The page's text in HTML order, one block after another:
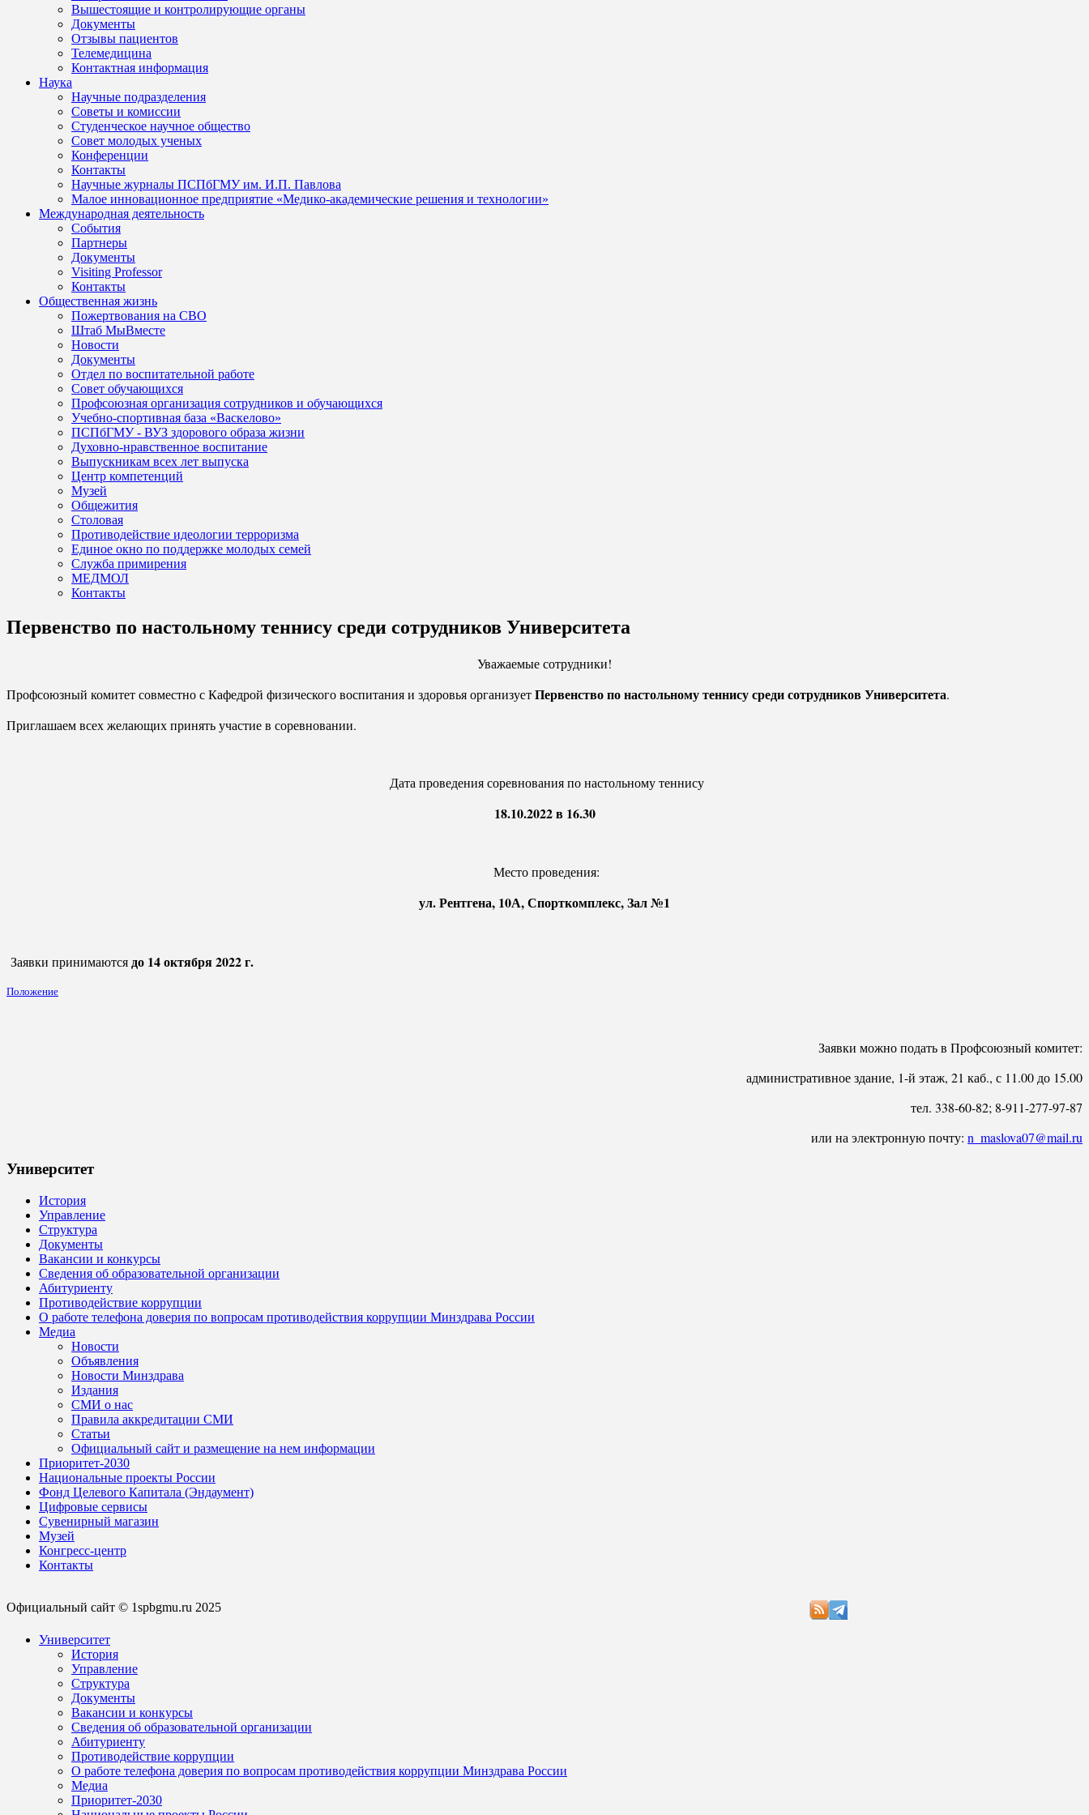
Вышестоящие и контролирующие органы
Документы
Отзывы пациентов
Телемедицина
Контактная информация
Наука
Научные подразделения
Советы и комиссии
Студенческое научное общество
Совет молодых ученых
Конференции
Контакты
Научные журналы ПСПбГМУ им. И.П. Павлова
Малое инновационное предприятие «Медико-академические решения и технологии»
Международная деятельность
События
Партнеры
Документы
Visiting Professor
Контакты
Общественная жизнь
Пожертвования на СВО
Штаб МыВместе
Новости
Документы
Отдел по воспитательной работе
Совет обучающихся
Профсоюзная организация сотрудников и обучающихся
Учебно-спортивная база «Васкелово»
ПСПбГМУ - ВУЗ здорового образа жизни
Духовно-нравственное воспитание
Выпускникам всех лет выпуска
Центр компетенций
Музей
Общежития
Столовая
Противодействие идеологии терроризма
Единое окно по поддержке молодых семей
Служба примирения
МЕДМОЛ
Контакты
Первенство по настольному теннису среди сотрудников Университета
Уважаемые сотрудники!
Профсоюзный комитет совместно с Кафедрой физического воспитания и здоровья организуетПервенство по настольному теннису среди сотрудников Университета.
Приглашаем всех желающих принять участие в соревновании.
Дата проведения соревнования по настольному теннису
18.10.2022 в 16.30
Место проведения:
ул. Рентгена, 10А, Спорткомплекс, Зал №1
Заявки принимаютсядо 14 октября 2022 г.
Положение
Заявки можно подать в Профсоюзный комитет:
административное здание, 1-й этаж, 21 каб., с 11.00 до 15.00
тел. 338-60-82; 8-911-277-97-87
или на электронную почту: n_maslova07@mail.ru
Университет
История
Управление
Структура
Документы
Вакансии и конкурсы
Сведения об образовательной организации
Абитуриенту
Противодействие коррупции
О работе телефона доверия по вопросам противодействия коррупции Минздрава России
Медиа
Новости
Объявления
Новости Минздрава
Издания
СМИ о нас
Правила аккредитации СМИ
Статьи
Официальный сайт и размещение на нем информации
Приоритет-2030
Национальные проекты России
Фонд Целевого Капитала (Эндаумент)
Цифровые сервисы
Сувенирный магазин
Музей
Конгресс-центр
Контакты
Официальный сайт © 1spbgmu.ru 2025
Университет
История
Управление
Структура
Документы
Вакансии и конкурсы
Сведения об образовательной организации
Абитуриенту
Противодействие коррупции
О работе телефона доверия по вопросам противодействия коррупции Минздрава России
Медиа
Приоритет-2030